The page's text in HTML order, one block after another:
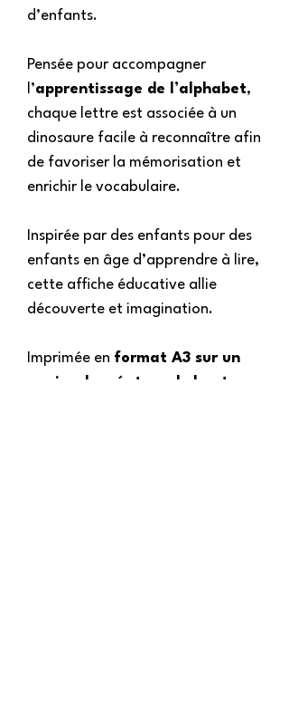
d’enfants.
Pensée pour accompagner
l’apprentissage de l’alphabet,
chaque lettre est associée à un
dinosaure facile à reconnaître afin
de favoriser la mémorisation et
enrichir le vocabulaire.
Inspirée par des enfants pour des
enfants en âge d’apprendre à lire,
cette affiche éducative allie
découverte et imagination.
Imprimée en format A3 sur un
papier de créateur de haute